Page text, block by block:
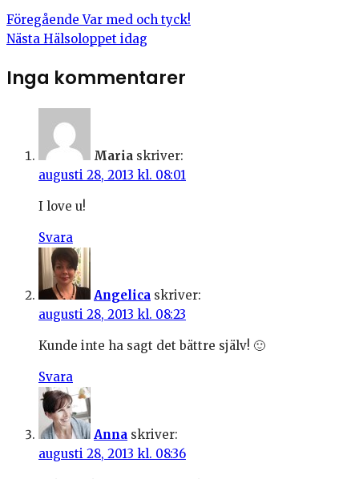
Föregående Var med och tyck!
Nästa Hälsoloppet idag
Inga kommentarer
Maria skriver:
augusti 28, 2013 kl. 08:01
I love u!
Svara
Angelica skriver:
augusti 28, 2013 kl. 08:23
Kunde inte ha sagt det bättre själv! 🙂
Svara
Anna skriver:
augusti 28, 2013 kl. 08:36